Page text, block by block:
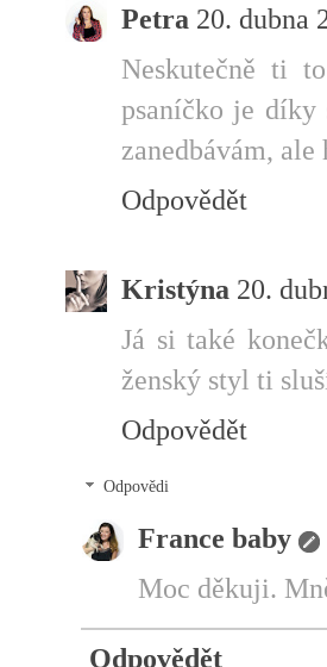
Petra 20. dubna
Neskutečně ti
psaníčko je díky
zanedbávám,
Odpovědět
Kristýna 20.
Já si také
ženský styl ti
Odpovědět
Odpovědi
France baby
Moc děkuji.
Odpovědět